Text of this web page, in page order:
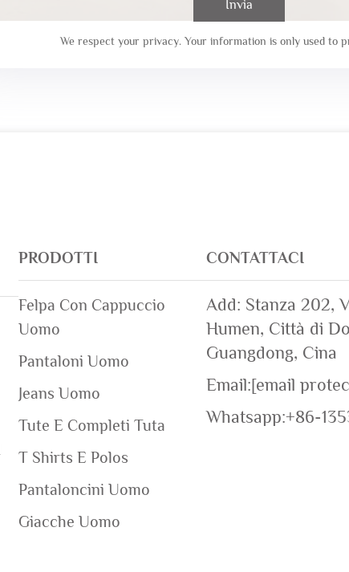
Invia
We respect your privacy. Your information is only used to
PRODOTTI
Felpa Con Cappuccio
Uomo
Pantaloni Uomo
Jeans Uomo
Tute E Completi Tuta
T Shirts E Polos
Pantaloncini Uomo
Giacche Uomo
CONTATTACI
Add: Stanza 202,
Humen, Città di
Guangdong, Cina
Email:[email
Whatsapp:+86-